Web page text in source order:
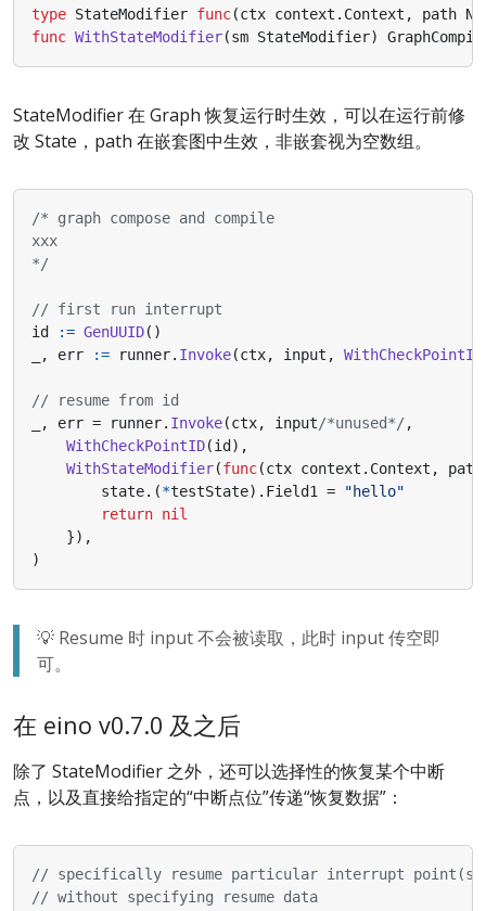
type StateModifier func(ctx context . Context , path
func WithStateModifier(sm StateModifier)
StateModifier 在 Graph 恢复运行时生效，可以在运行前修
改 State，path 在嵌套图中生效，非嵌套视为空数组。
*/
// first run interrupt
id
:= GenUUID()
, err := runner. Invoke(ctx, input , WithCheckPointID
// resume from id
, err = runner. Invoke(ctx, input/*unused*/,
WithCheckPointID(id ),
WithStateModifier(func(ctx context . Context ,
path
state.(*testState). Field1 =
"hello"
return nil
}),
)
💡 Resume 时 input 不会被读取，此时 input 传空即
可。
在 eino v0.7.0 及之后
除了 StateModifier 之外，还可以选择性的恢复某个中断
点，以及直接给指定的“中断点位”传递“恢复数据”：
// specifically resume particular interrupt
// without specifying resume data